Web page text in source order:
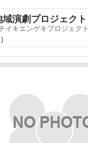
演劇プロジェクト
イキエンゲキプロジェクト